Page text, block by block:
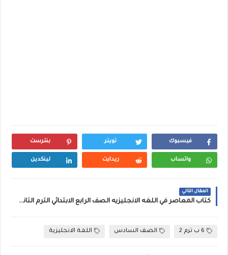
فيسبوك تويتر بنترست
واتساب ريدايت لينكدين
المقال التالي
كتاب المعاصر في اللغه الانجليزيه الصف الرابع الابتدائي الترم الثاني pdf كاملا 2024
6 ب ترم 2 الصف السادس اللغة الانجليزية